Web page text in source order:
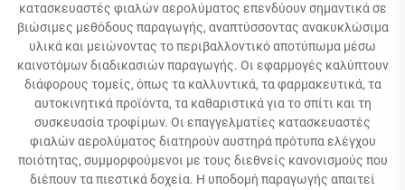
κατασκευαστές φιαλών αερολύματος επενδύουν σημαντικά σε
βιώσιμες μεθόδους παραγωγής, αναπτύσσοντας ανακυκλώσιμα
υλικά και μειώνοντας το περιβαλλοντικό αποτύπωμα μέσω
καινοτόμων διαδικασιών παραγωγής. Οι εφαρμογές καλύπτουν
διάφορους τομείς, όπως τα καλλυντικά, τα φαρμακευτικά, τα
αυτοκινητικά προϊόντα, τα καθαριστικά για το σπίτι και τη
συσκευασία τροφίμων. Οι επαγγελματίες κατασκευαστές
φιαλών αερολύματος διατηρούν αυστηρά πρότυπα ελέγχου
ποιότητας, συμμορφούμενοι με τους διεθνείς κανονισμούς που
διέπουν τα πιεστικά δοχεία. Η υποδομή παραγωγής απαιτεί